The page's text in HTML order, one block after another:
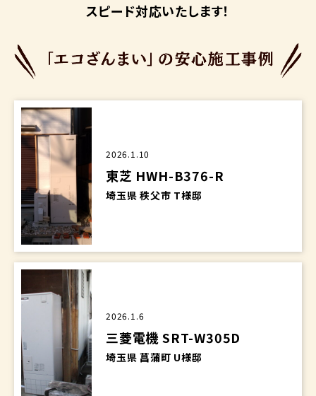
スピード対応いたします！
2026.1.10
東芝 HWH-B376-R
埼玉県 秩父市 T様邸
2026.1.6
三菱電機 SRT-W305D
埼玉県 菖蒲町 U様邸